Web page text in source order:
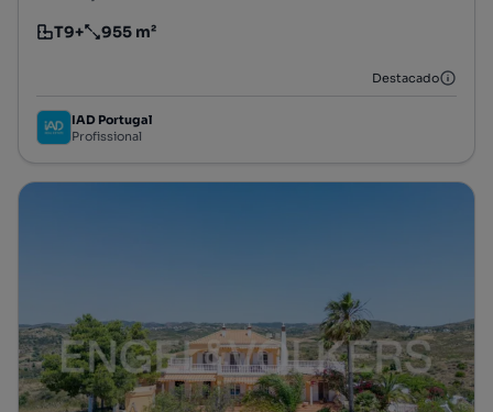
Tipologia
T9+
Preço por metro quadrado
955 m²
Destacado
IAD Portugal
Profissional